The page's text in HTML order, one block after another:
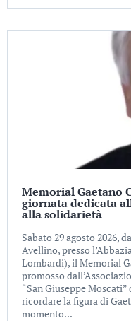
Memorial Gaetano
giornata dedicata
alla solidarietà
Sabato 29 agosto 2026,
Avellino, presso
Lombardi), il Memorial
promosso
“San Giuseppe
ricordare la figura di
momento...